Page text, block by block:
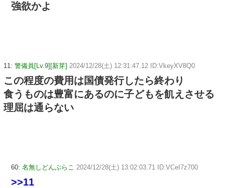
強欲かよ
11: 警備員[Lv.9][新芽] 2024/12/28(土) 12:31:47.12 ID:VkeyXV8Q0
この程度の費用は国債発行したら終わり
食うものは豊富にあるのに子どもを飢えさせる
理屈は通らない
60: 名無しどんぶらこ 2024/12/28(土) 13:02:03.71 ID:VCeI7z700
>>11